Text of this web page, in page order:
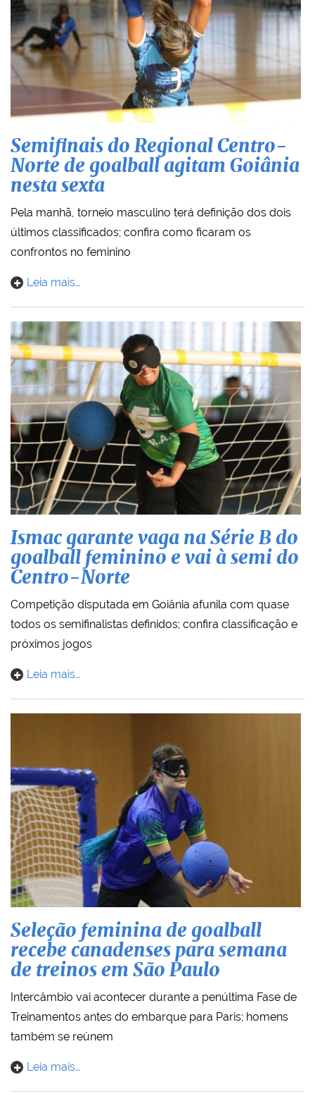
Semifinais do Regional Centro-
Norte de goalball agitam Goiânia
nesta sexta
Pela manhã, torneio masculino terá definição dos dois
últimos classificados; confira como ficaram os
confrontos no feminino
Leia mais…
Ismac garante vaga na Série B do
goalball feminino e vai à semi do
Centro-Norte
Competição disputada em Goiânia afunila com quase
todos os semifinalistas definidos; confira classificação e
próximos jogos
Leia mais…
Seleção feminina de goalball
recebe canadenses para semana
de treinos em São Paulo
Intercâmbio vai acontecer durante a penúltima Fase de
Treinamentos antes do embarque para Paris; homens
também se reúnem
Leia mais…